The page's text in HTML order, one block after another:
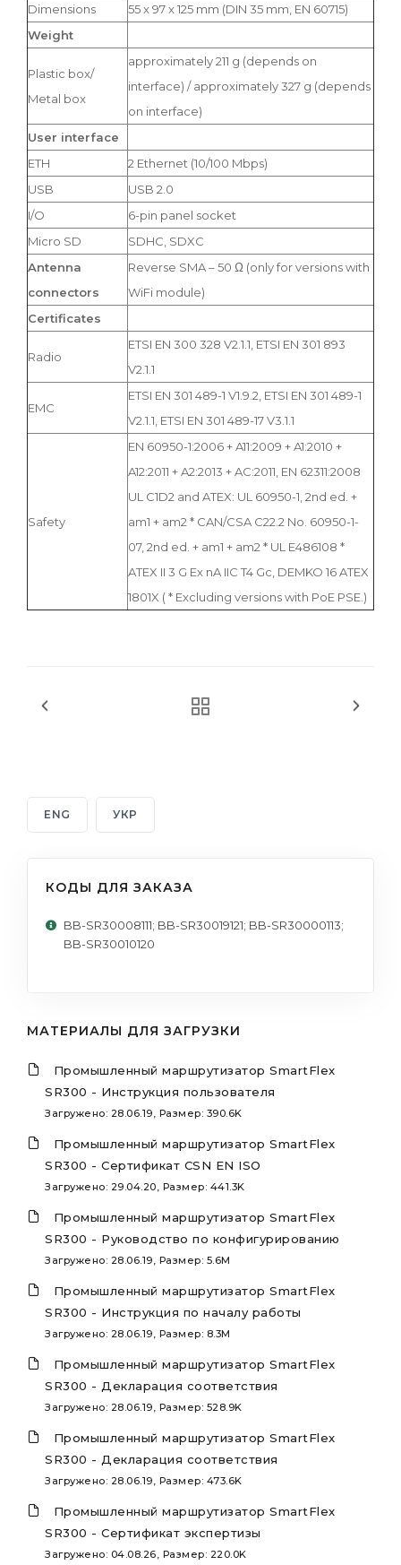
Dimensions
55 x 97 x 125 mm (DIN 35 mm, EN 60715)
Weight
Plastic box/
Metal box
approximately 211 g (depends on
interface) / approximately 327 g (depends
on interface)
User interface
ETH
2 Ethernet (10/100 Mbps)
USB
USB 2.0
I/O
6-pin panel socket
Micro SD
SDHC, SDXC
Antenna
connectors
Reverse SMA – 50 Ω (only for versions with
WiFi module)
Certificates
Radio
ETSI EN 300 328 V2.1.1, ETSI EN 301 893
V2.1.1
EMC
ETSI EN 301 489-1 V1.9.2, ETSI EN 301 489-1
V2.1.1, ETSI EN 301 489-17 V3.1.1
Safety
EN 60950-1:2006 + A11:2009 + A1:2010 +
A12:2011 + A2:2013 + AC:2011, EN 62311:2008
UL C1D2 and ATEX: UL 60950-1, 2nd ed. +
am1 + am2 * CAN/CSA C22.2 No. 60950-1-
07, 2nd ed. + am1 + am2 * UL E486108 *
ATEX II 3 G Ex nA IIC T4 Gc, DEMKO 16 ATEX
1801X ( * Excluding versions with PoE PSE.)
ENG УКР
КОДЫ ДЛЯ ЗАКАЗА
BB-SR30008111; BB-SR30019121; BB-SR30000113;
BB-SR30010120
МАТЕРИАЛЫ ДЛЯ ЗАГРУЗКИ
Промышленный маршрутизатор SmartFlex
SR300 - Инструкция пользователя
Загружено: 28.06.19, Размер: 390.6K
Промышленный маршрутизатор SmartFlex
SR300 - Сертификат CSN EN ISO
Загружено: 29.04.20, Размер: 441.3K
Промышленный маршрутизатор SmartFlex
SR300 - Руководство по конфигурированию
Загружено: 28.06.19, Размер: 5.6M
Промышленный маршрутизатор SmartFlex
SR300 - Инструкция по началу работы
Загружено: 28.06.19, Размер: 8.3M
Промышленный маршрутизатор SmartFlex
SR300 - Декларация соответствия
Загружено: 28.06.19, Размер: 528.9K
Промышленный маршрутизатор SmartFlex
SR300 - Декларация соответствия
Загружено: 28.06.19, Размер: 473.6K
Промышленный маршрутизатор SmartFlex
SR300 - Сертификат экспертизы
Загружено: 04.08.26, Размер: 220.0K